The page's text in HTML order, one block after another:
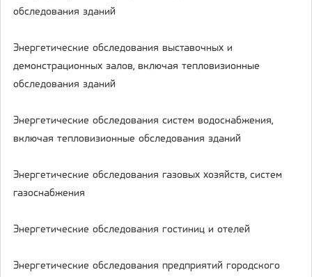
обследования зданий
Энергетические обследования выставочных и
демонстрационных залов, включая тепловизионные
обследования зданий
Энергетические обследования систем водоснабжения,
включая тепловизионные обследования зданий
Энергетические обследования газовых хозяйств, систем
газоснабжения
Энергетические обследования гостиниц и отелей
Энергетические обследования предприятий городского